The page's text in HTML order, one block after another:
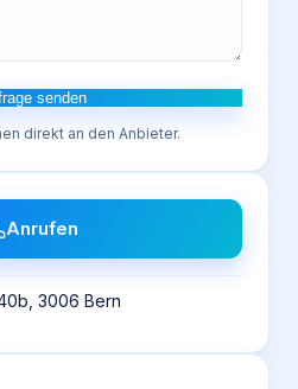
senden
direkt an den Anbieter.
Anrufen
3006 Bern